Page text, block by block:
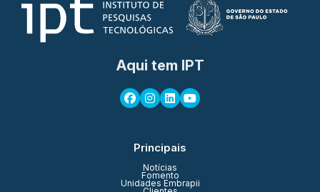
Aqui tem IPT
Principais
Notícias
Fomento
Unidades Embrapii